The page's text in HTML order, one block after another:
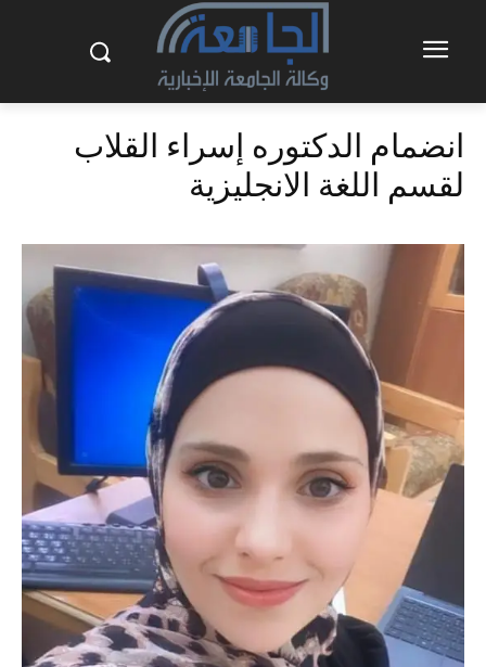
انضمام الدكتوره إسراء القلاب
لقسم اللغة الانجليزية